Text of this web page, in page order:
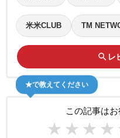
米米CLUB TM
search レ
この記事は
★ ★ ★ ★
★で教えてください